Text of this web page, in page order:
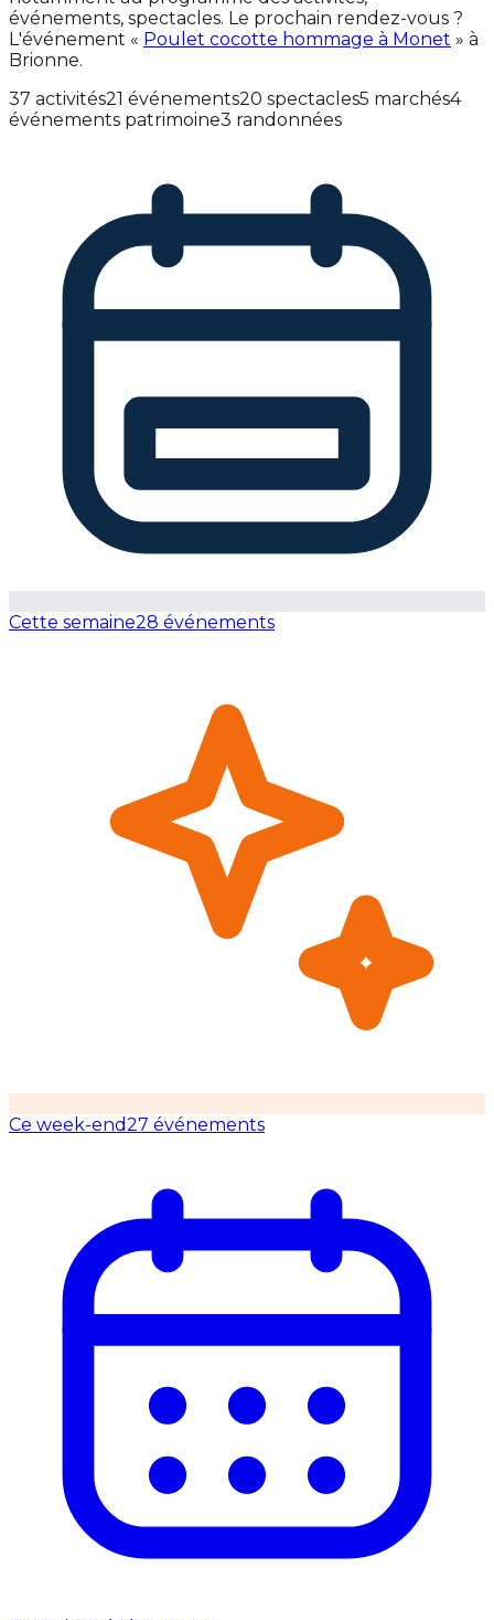
événements, spectacles. Le prochain rendez-vous ?
L'événement « Poulet cocotte hommage à Monet » à
Brionne.
37 activités21 événements20 spectacles5 marchés4
événements patrimoine3 randonnées
Cette semaine28 événements
Ce week-end27 événements